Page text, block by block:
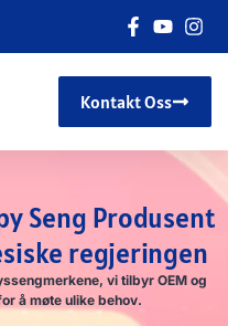
Kontakt Oss
Seng Produsent
regjeringen
vi tilbyr OEM og
å møte ulike behov.